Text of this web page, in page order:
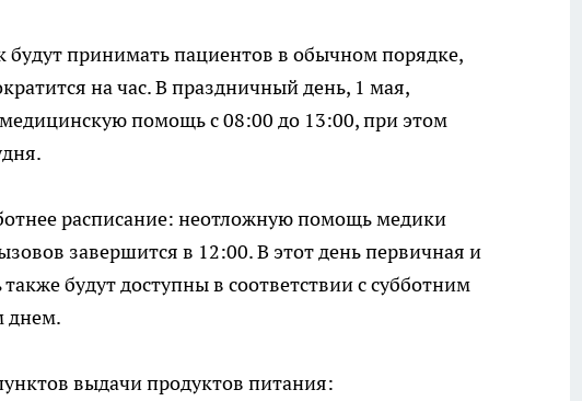
принимать пациентов в обычном порядке,
на час. В праздничный день, 1 мая,
помощь с 08:00 до 13:00, при этом
расписание: неотложную помощь медики
завершится в 12:00. В этот день первичная и
будут доступны в соответствии с субботним
днем.
выдачи продуктов питания: